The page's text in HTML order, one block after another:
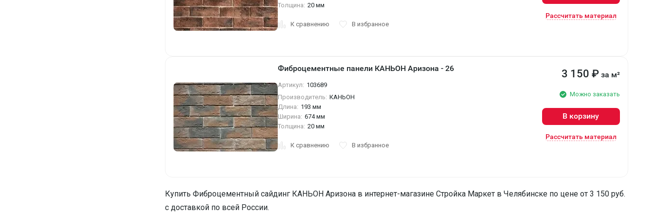
Толщина: 20 мм
К сравнению В избранное
Рассчитать материал
Фиброцементные панели КАНЬОН Аризона - 26
Артикул: 103689
Производитель: КАНЬОН
Длина: 193 мм
Ширина: 674 мм
Толщина: 20 мм
К сравнению В избранное
3 150 ₽ за м²
Можно заказать
В корзину
Рассчитать материал
Купить Фиброцементный сайдинг КАНЬОН Аризона в интернет-магазине Стройка Маркет в Челябинске по цене от 3 150 руб.
с доставкой по всей России.